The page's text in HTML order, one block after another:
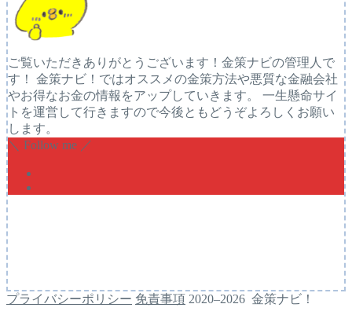
ご覧いただきありがとうございます！金策ナビの管理人で
す！ 金策ナビ！ではオススメの金策方法や悪質な金融会社
やお得なお金の情報をアップしていきます。 一生懸命サイ
トを運営して行きますので今後ともどうぞよろしくお願い
します。
＼ Follow me ／
プライバシーポリシー 免責事項 2020–2026 金策ナビ！